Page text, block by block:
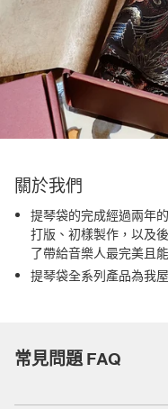
關於我們
提琴袋的完成經過兩年
打版、初樣製作，以及
了帶給音樂人最完美且
提琴袋全系列產品為我
常見問題 FAQ